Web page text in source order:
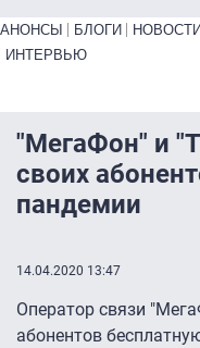
Primary links bottom
АНОНСЫ БЛОГИ НОВОСТИ
ИНТЕРВЬЮ
"МегаФон" и
своих
пандемии
14.04.2020 13:47
Оператор связи
абонентов